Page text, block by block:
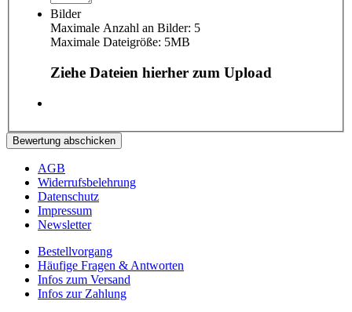
Bilder
Maximale Anzahl an Bilder: 5
Maximale Dateigröße: 5MB
Ziehe Dateien hierher zum Upload
Bewertung abschicken
AGB
Widerrufsbelehrung
Datenschutz
Impressum
Newsletter
Bestellvorgang
Häufige Fragen & Antworten
Infos zum Versand
Infos zur Zahlung